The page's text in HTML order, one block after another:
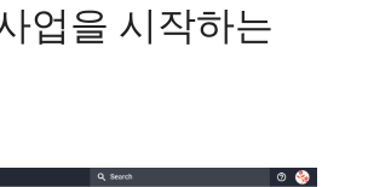
업을 시작하는